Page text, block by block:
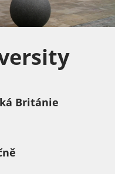
Británie